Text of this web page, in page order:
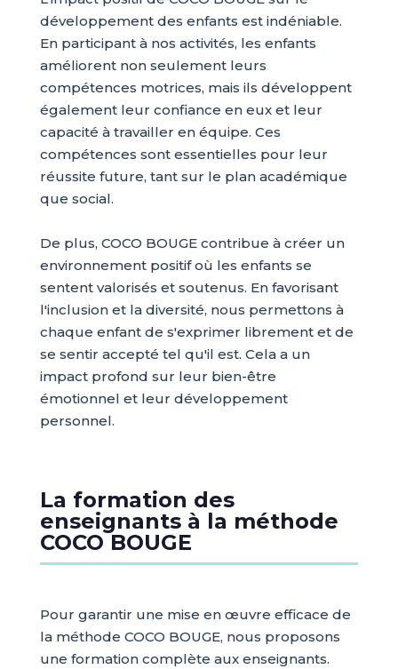
développement des enfants est indéniable.
En participant à nos activités, les enfants
améliorent non seulement leurs
compétences motrices, mais ils développent
également leur confiance en eux et leur
capacité à travailler en équipe. Ces
compétences sont essentielles pour leur
réussite future, tant sur le plan académique
que social.
De plus, COCO BOUGE contribue à créer un
environnement positif où les enfants se
sentent valorisés et soutenus. En favorisant
l'inclusion et la diversité, nous permettons à
chaque enfant de s'exprimer librement et de
se sentir accepté tel qu'il est. Cela a un
impact profond sur leur bien-être
émotionnel et leur développement
personnel.
La formation des
enseignants à la méthode
COCO BOUGE
Pour garantir une mise en œuvre efficace de
la méthode COCO BOUGE, nous proposons
une formation complète aux enseignants.